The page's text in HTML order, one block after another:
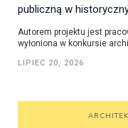
publiczną w
Autorem projektu jest
wyłoniona w konkursie
LIPIEC 20, 2026